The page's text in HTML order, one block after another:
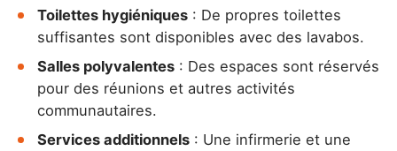
Toilettes hygiéniques : De propres toilettes
suffisantes sont disponibles avec des lavabos.
Salles polyvalentes : Des espaces sont réservés
pour des réunions et autres activités
communautaires.
Services additionnels : Une infirmerie et une